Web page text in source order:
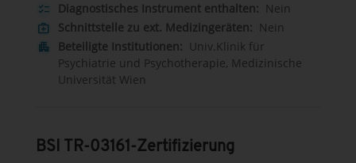
checklist Diagnostisches Instrument enthalten: Nein
medical_services Schnittstelle zu ext. Medizingeräten: Nein
apartment Beteiligte Institutionen: Univ.Klinik für
Psychiatrie und Psychotherapie, Medizinische
Universität Wien
BSI TR-03161-Zertifizierung